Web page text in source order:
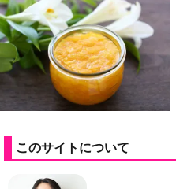
このサイトについて